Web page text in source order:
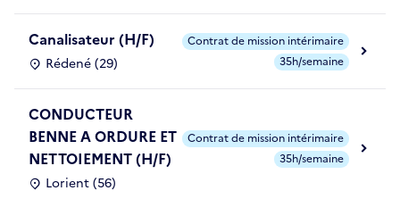
Canalisateur (H/F)
Rédené (29)
Contrat de mission intérimaire
35h/semaine
CONDUCTEUR
BENNE A ORDURE ET
NETTOIEMENT (H/F)
Lorient (56)
Contrat de mission intérimaire
35h/semaine